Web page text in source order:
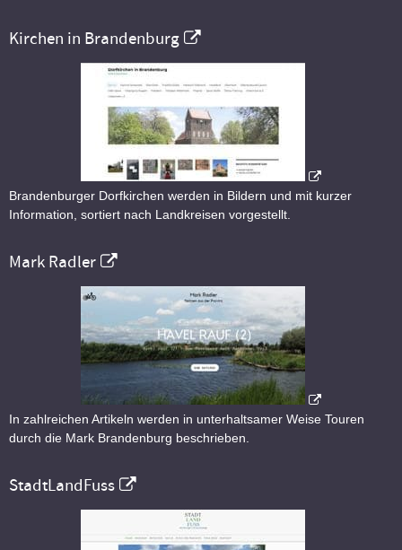
Kirchen in Brandenburg
Brandenburger Dorfkirchen werden in Bildern und mit kurzer
Information, sortiert nach Landkreisen vorgestellt.
Mark Radler
In zahlreichen Artikeln werden in unterhaltsamer Weise Touren
durch die Mark Brandenburg beschrieben.
StadtLandFuss